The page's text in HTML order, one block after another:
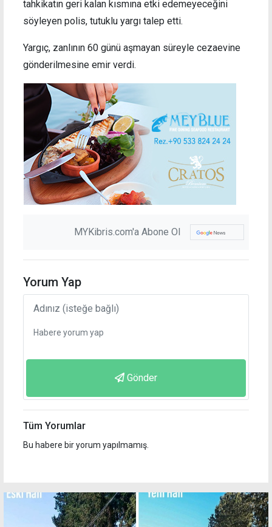
tahkikatın geri kalan kısmına etki edemeyeceğini
söyleyen polis, tutuklu yargı talep etti.
Yargıç, zanlının 60 günü aşmayan süreyle cezaevine
gönderilmesine emir verdi.
MYKibris.com'a Abone Ol
Yorum Yap
Gönder
Tüm Yorumlar
Bu habere bir yorum yapılmamış.